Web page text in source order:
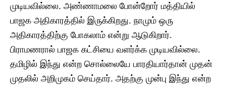
முடியவில்லை. அண்ணாமலை போன்றோர் மத்தியில்
பாஜக அதிகாரத்தில் இருக்கிறது. நாமும் ஒரு
அதிகாரத்திற்கு போகலாம் என்று ஆடுகிறார்.
பிராமணரால் பாஜக கட்சியை வளர்க்க முடியவில்லை.
தமிழில் இந்து என்ற சொல்லையே பாரதியார்தான் முதன்
முதலில் அறிமுகம் செய்தார். அதற்கு முன்பு இந்து என்ற